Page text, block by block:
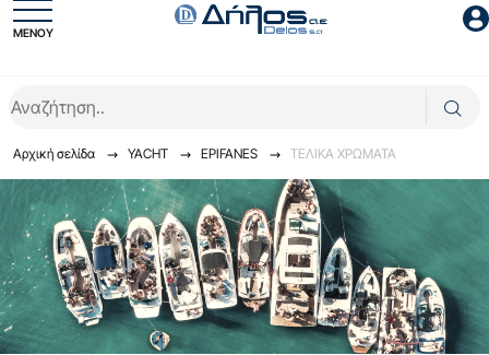
ΜΕΝΟΥ
Είσοδος
Ξέχασες το password;
Αρχική σελίδα YACHT EPIFANES TEΛΙΚΑ ΧΡΩΜΑΤΑ